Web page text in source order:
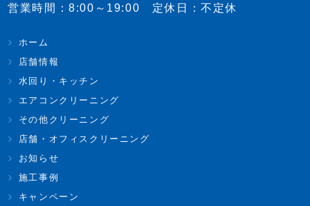
営業時間：8:00～19:00 定休日：不定休
ホーム
店舗情報
水回り・キッチン
エアコンクリーニング
その他クリーニング
店舗・オフィスクリーニング
お知らせ
施工事例
キャンペーン